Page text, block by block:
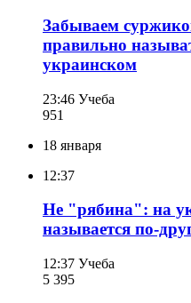
Забываем
правильно
украинском
23:46 Учеба
951
18 января
12:37
Не "рябина": на
называется по-
12:37 Учеба
5 395